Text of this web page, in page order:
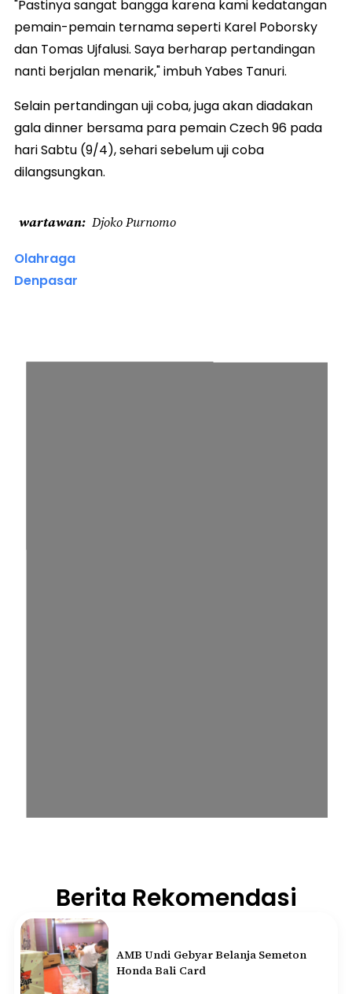
"Pastinya sangat bangga karena kami kedatangan
pemain-pemain ternama seperti Karel Poborsky
dan Tomas Ujfalusi. Saya berharap pertandingan
nanti berjalan menarik," imbuh Yabes Tanuri.
Selain pertandingan uji coba, juga akan diadakan
gala dinner bersama para pemain Czech 96 pada
hari Sabtu (9/4), sehari sebelum uji coba
dilangsungkan.
wartawan Djoko Purnomo
Olahraga
Denpasar
Berita Rekomendasi
AMB Undi Gebyar Belanja Semeton
Honda Bali Card